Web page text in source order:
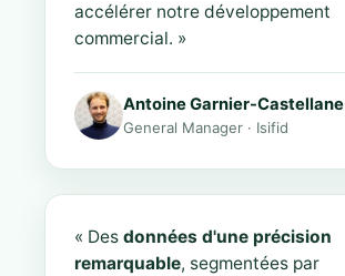
accélérer notre développement
commercial. »
Antoine Garnier-Castellane
General Manager · Isifid
« Des données d'une précision
remarquable, segmentées par